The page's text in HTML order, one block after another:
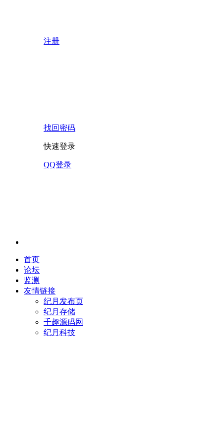
注册
找回密码
快速登录
QQ登录
首页
论坛
监测
友情链接
纪月发布页
纪月存储
千趣源码网
纪月科技